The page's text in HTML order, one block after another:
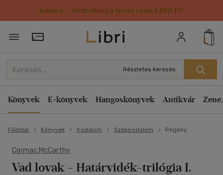
Kulacs / strandtáska most csak 1499 Ft!
Törzsvásárlói Kártya adatai
Részletes keresés
Könyvek E-könyvek Hangoskönyvek Antikvár
Főoldal Könyvek Irodalom Szépirodalom Regény
Cormac McCarthy
Vad lovak - Határvidék-trilógia I.